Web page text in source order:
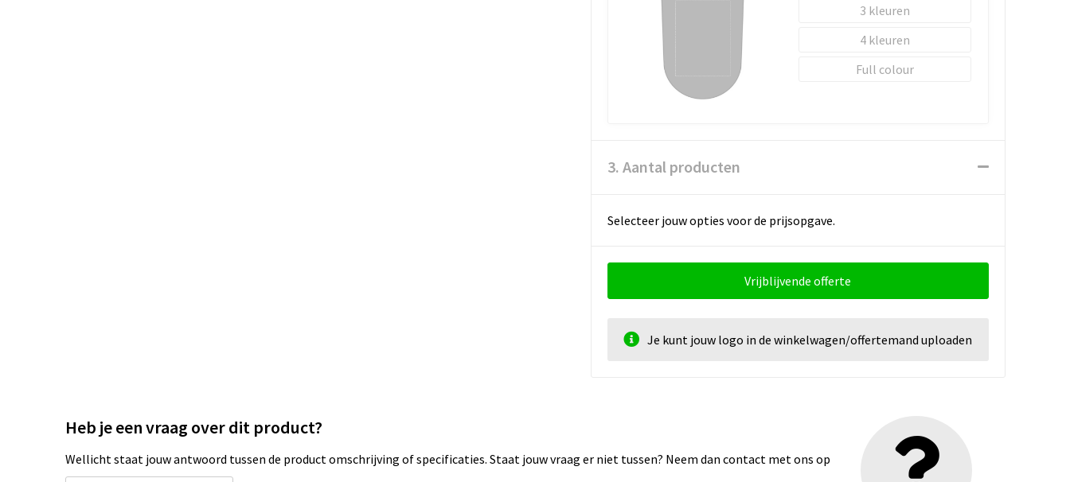
3
4
Full colour
3. Aantal producten
Selecteer jouw opties voor de prijsopgave.
Vrijblijvende offerte
Je kunt jouw logo in de winkelwagen/offertemand uploaden
Heb je een vraag over dit product?
Wellicht staat jouw antwoord tussen de product omschrijving of specificaties. Staat jouw vraag er niet tussen? Neem dan contact met ons op